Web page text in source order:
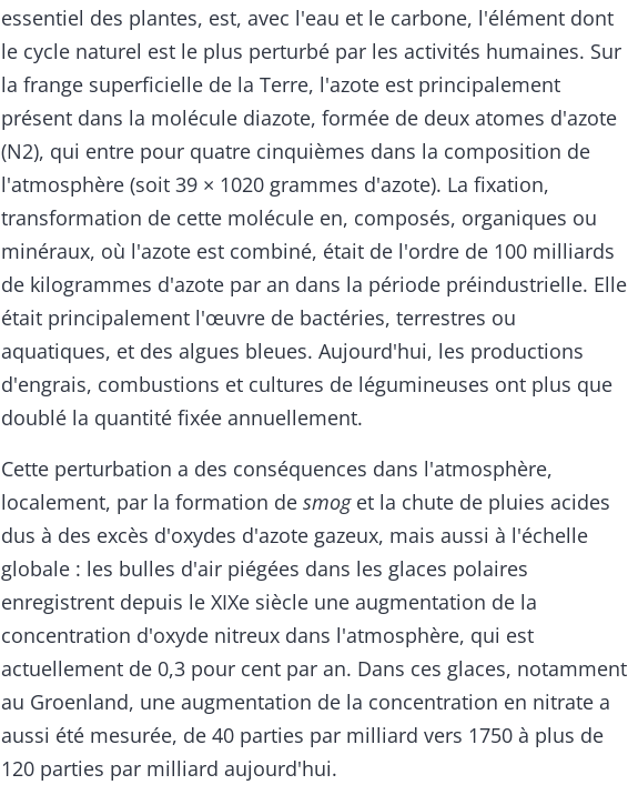
essentiel des plantes, est, avec l'eau et le carbone, l'élément dont
le cycle naturel est le plus perturbé par les activités humaines. Sur
la frange superficielle de la Terre, l'azote est principalement
présent dans la molécule diazote, formée de deux atomes d'azote
(N2), qui entre pour quatre cinquièmes dans la composition de
l'atmosphère (soit 39 × 1020 grammes d'azote). La fixation,
transformation de cette molécule en, composés, organiques ou
minéraux, où l'azote est combiné, était de l'ordre de 100 milliards
de kilogrammes d'azote par an dans la période préindustrielle. Elle
était principalement l'œuvre de bactéries, terrestres ou
aquatiques, et des algues bleues. Aujourd'hui, les productions
d'engrais, combustions et cultures de légumineuses ont plus que
doublé la quantité fixée annuellement.
Cette perturbation a des conséquences dans l'atmosphère,
localement, par la formation de smog et la chute de pluies acides
dus à des excès d'oxydes d'azote gazeux, mais aussi à l'échelle
globale : les bulles d'air piégées dans les glaces polaires
enregistrent depuis le XIXe siècle une augmentation de la
concentration d'oxyde nitreux dans l'atmosphère, qui est
actuellement de 0,3 pour cent par an. Dans ces glaces, notamment
au Groenland, une augmentation de la concentration en nitrate a
aussi été mesurée, de 40 parties par milliard vers 1750 à plus de
120 parties par milliard aujourd'hui.